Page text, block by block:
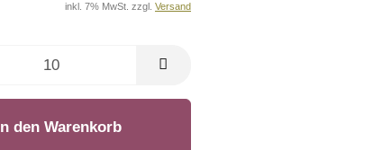
inkl. 7% MwSt. zzgl. Versand
In den Warenkorb